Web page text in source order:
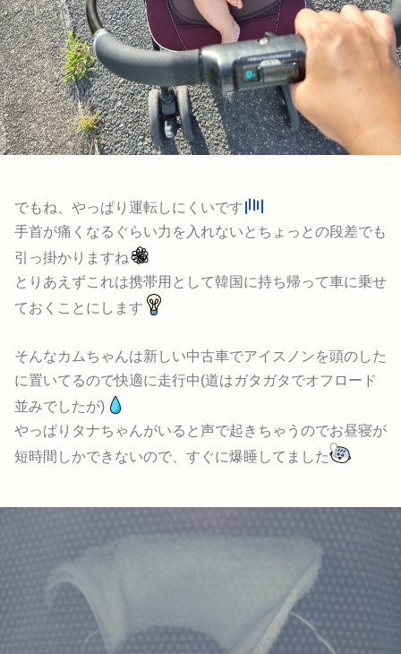
でもね、やっぱり運転しにくいです
手首が痛くなるぐらい力を入れないとちょっとの段差でも
引っ掛かりますね
とりあえずこれは携帯用として韓国に持ち帰って車に乗せ
ておくことにします
そんなカムちゃんは新しい中古車でアイスノンを頭のした
に置いてるので快適に走行中(道はガタガタでオフロード
並みでしたが)
やっぱりタナちゃんがいると声で起きちゃうのでお昼寝が
短時間しかできないので、すぐに爆睡してました